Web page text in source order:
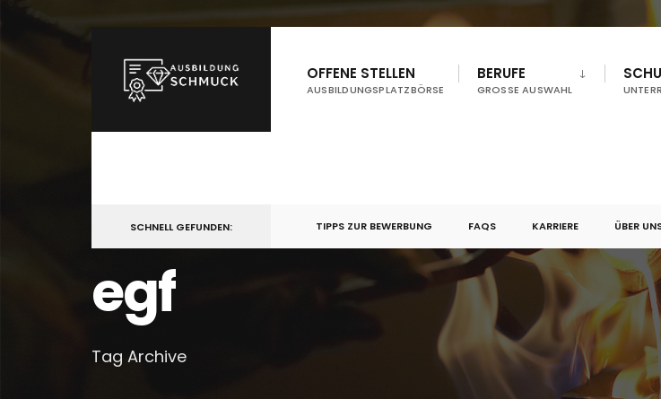
content
OFFENE STELLEN
AUSBILDUNGSPLATZBÖRSE
BERUFE
GROSSE AUSWAHL
SCHNELL GEFUNDEN: TIPPS ZUR BEWERBUNG FAQS KARRIERE ÜBER
egf
Tag Archive